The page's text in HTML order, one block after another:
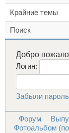
Крайние темы
Поиск
Добро
Логин:
Забыли
Форум
Фотоальбом